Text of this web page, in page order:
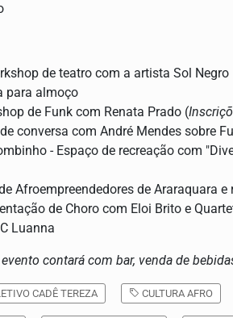
de teatro com a artista Sol Negro
para almoço
de Funk com Renata Prado (
conversa com André Mendes sobre
- Espaço de recreação com
Afroempreendedores de Araraquara e
de Choro com Eloi Brito e
Luanna
contará com bar, venda de
CADÊ TEREZA CULTURA AFRO